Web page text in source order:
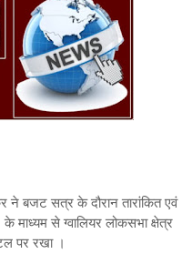
ने बजट सत्र के दौरान तारांकित एवं
माध्‍यम से ग्‍वालियर लोकसभा क्षेत्र
पर रखा ।